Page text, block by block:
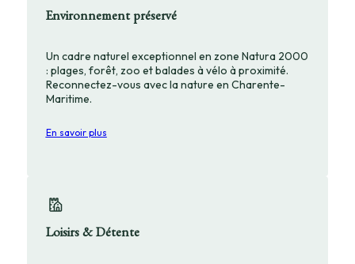
Environnement préservé
Un cadre naturel exceptionnel en zone Natura 2000
: plages, forêt, zoo et balades à vélo à proximité.
Reconnectez-vous avec la nature en Charente-
Maritime.
En savoir plus
Loisirs & Détente